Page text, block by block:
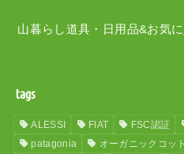
山暮らし道具・日用品&お気に
tags
ALESSI FIAT FSC認証
patagonia
オーガニックコッ